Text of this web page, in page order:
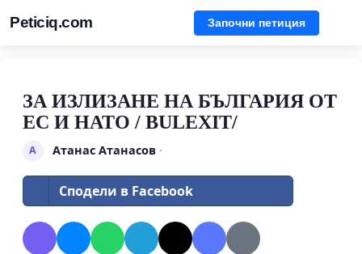
Peticiq.com Започни петиция
ЗА ИЗЛИЗАНЕ НА БЪЛГАРИЯ ОТ
ЕС И НАТО / BULEXIT/
А Атанас Атанасов·
Сподели в Facebook